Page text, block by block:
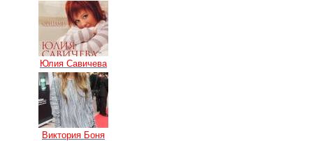
Юлия Савичева
Виктория Боня